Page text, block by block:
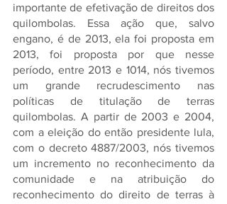
importante de efetivação de direitos dos
quilombolas. Essa ação que, salvo
engano, é de 2013, ela foi proposta em
2013, foi proposta por que nesse
período, entre 2013 e 1014, nós tivemos
um grande recrudescimento nas
políticas de titulação de terras
quilombolas. A partir de 2003 e 2004,
com a eleição do então presidente lula,
com o decreto 4887/2003, nós tivemos
um incremento no reconhecimento da
comunidade e na atribuição do
reconhecimento do direito de terras à